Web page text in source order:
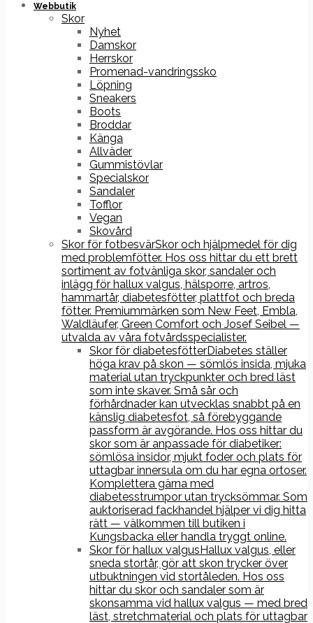
Webbutik
Skor
Nyhet
Damskor
Herrskor
Promenad-vandringssko
Löpning
Sneakers
Boots
Broddar
Känga
Allväder
Gummistövlar
Specialskor
Sandaler
Tofflor
Vegan
Skovård
Skor för fotbesvärSkor och hjälpmedel för dig
med problemfötter. Hos oss hittar du ett brett
sortiment av fotvänliga skor, sandaler och
inlägg för hallux valgus, hälsporre, artros,
hammartår, diabetesfötter, plattfot och breda
fötter. Premiummärken som New Feet, Embla,
Waldläufer, Green Comfort och Josef Seibel —
utvalda av våra fotvårdsspecialister.
Skor för diabetesfötterDiabetes ställer
höga krav på skon — sömlös insida, mjuka
material utan tryckpunkter och bred läst
som inte skaver. Små sår och
förhårdnader kan utvecklas snabbt på en
känslig diabetesfot, så förebyggande
passform är avgörande. Hos oss hittar du
skor som är anpassade för diabetiker:
sömlösa insidor, mjukt foder och plats för
uttagbar innersula om du har egna ortoser.
Komplettera gärna med
diabetesstrumpor utan trycksömmar. Som
auktoriserad fackhandel hjälper vi dig hitta
rätt — välkommen till butiken i
Kungsbacka eller handla tryggt online.
Skor för hallux valgusHallux valgus, eller
sneda stortår, gör att skon trycker över
utbuktningen vid stortåleden. Hos oss
hittar du skor och sandaler som är
skonsamma vid hallux valgus — med bred
läst, stretchmaterial och plats för uttagbar